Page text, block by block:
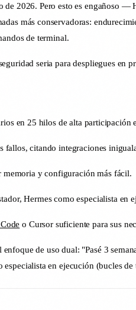
de 2026. Pero esto es engañoso
más conservadoras:
de terminal.
seria para despliegues
en 25 hilos de alta participación
fallos, citando integraciones
y configuración más fácil.
Hermes como especialista en
o Cursor suficiente para sus
de uso dual: "Pasé 3
en ejecución (bucles